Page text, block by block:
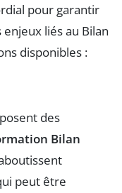
pour garantir
liés au Bilan
disponibles :
des
Bilan
peut être